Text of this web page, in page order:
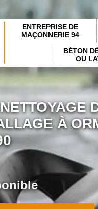
ENTREPRISE DE
MAÇONNERIE 94
BÉTON
OU
À